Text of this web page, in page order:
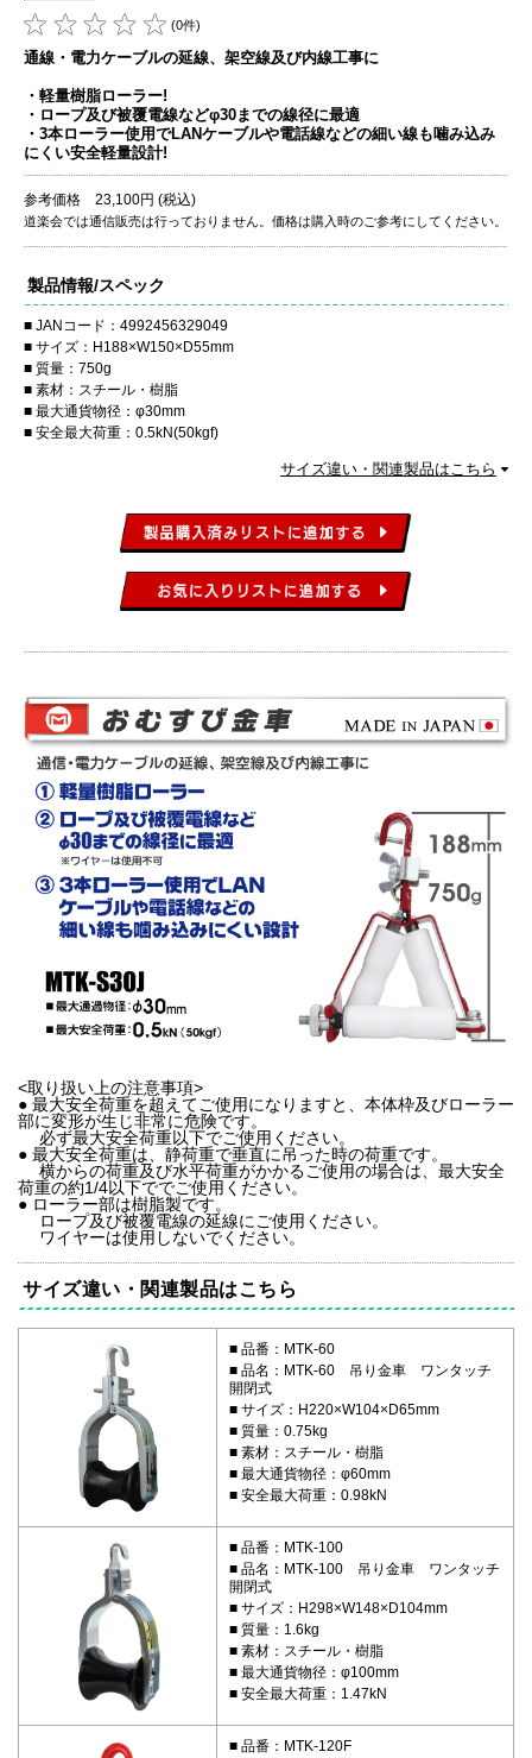
(0件)
通線・電力ケーブルの延線、架空線及び内線工事に
・軽量樹脂ローラー!
・ロープ及び被覆電線などφ30までの線径に最適
・3本ローラー使用でLANケーブルや電話線などの細い線も噛み込み
にくい安全軽量設計!
参考価格 23,100円 (税込)
道楽会では通信販売は行っておりません。価格は購入時のご参考にしてください。
製品情報/スペック
JANコード：4992456329049
サイズ：H188×W150×D55mm
質量：750g
素材：スチール・樹脂
最大通貨物径：φ30mm
安全最大荷重：0.5kN(50kgf)
サイズ違い・関連製品はこちら
<取り扱い上の注意事項>
● 最大安全荷重を超えてご使用になりますと、本体枠及びローラー
部に変形が生じ非常に危険です。
必ず最大安全荷重以下でご使用ください。
● 最大安全荷重は、静荷重で垂直に吊った時の荷重です。
横からの荷重及び水平荷重がかかるご使用の場合は、最大安全
荷重の約1/4以下ででご使用ください。
● ローラー部は樹脂製です。
ロープ及び被覆電線の延線にご使用ください。
ワイヤーは使用しないでください。
サイズ違い・関連製品はこちら
品番：MTK-60
品名：MTK-60 吊り金車 ワンタッチ
開閉式
サイズ：H220×W104×D65mm
質量：0.75kg
素材：スチール・樹脂
最大通貨物径：φ60mm
安全最大荷重：0.98kN
品番：MTK-100
品名：MTK-100 吊り金車 ワンタッチ
開閉式
サイズ：H298×W148×D104mm
質量：1.6kg
素材：スチール・樹脂
最大通貨物径：φ100mm
安全最大荷重：1.47kN
品番：MTK-120F